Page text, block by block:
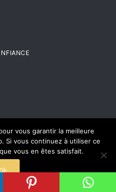
vous garantir la meilleure
Si vous continuez à utiliser ce
vous en êtes satisfait.